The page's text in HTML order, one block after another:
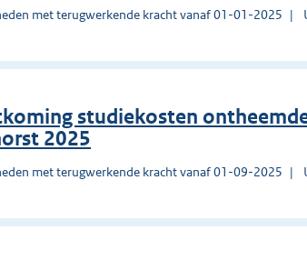
met terugwerkende kracht vanaf 01-01-2025
studiekosten
2025
met terugwerkende kracht vanaf 01-09-2025